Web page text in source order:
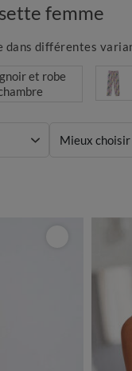
femme
différentes
et robe
Mieux choisir